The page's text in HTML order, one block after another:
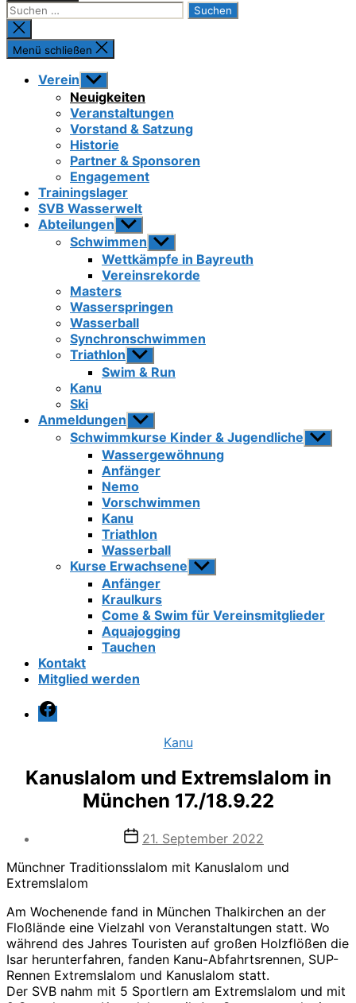
Suchen
nach:
Suche
schließen
Menü schließen
Verein Untermenü
anzeigen
Neuigkeiten
Veranstaltungen
Vorstand & Satzung
Historie
Partner & Sponsoren
Engagement
Trainingslager
SVB Wasserwelt
Abteilungen Untermenü
anzeigen
Schwimmen Untermenü
anzeigen
Wettkämpfe in Bayreuth
Vereinsrekorde
Masters
Wasserspringen
Wasserball
Synchronschwimmen
Triathlon Untermenü
anzeigen
Swim & Run
Kanu
Ski
Anmeldungen Untermenü
anzeigen
Schwimmkurse Kinder & Jugendliche
anzeigen
Wassergewöhnung
Anfänger
Nemo
Vorschwimmen
Kanu
Triathlon
Wasserball
Kurse Erwachsene Untermenü
anzeigen
Anfänger
Kraulkurs
Come & Swim für Vereinsmitglieder
Aquajogging
Tauchen
Kontakt
Mitglied werden
Facebook
Kategorien
Kanu
Kanuslalom und Extremslalom in
München 17./18.9.22
Veröffentlichungsdatum
21. September 2022
Münchner Traditionsslalom mit Kanuslalom und
Extremslalom
Am Wochenende fand in München Thalkirchen an der
Floßlände eine Vielzahl von Veranstaltungen statt. Wo
während des Jahres Touristen auf großen Holzflößen die
Isar herunterfahren, fanden Kanu-Abfahrtsrennen, SUP-
Rennen Extremslalom und Kanuslalom statt.
Der SVB nahm mit 5 Sportlern am Extremslalom und mit